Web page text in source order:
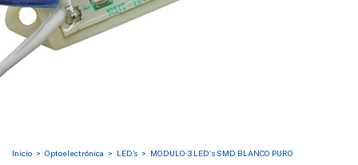
Inicio > Optoelectrónica > LED's > MODULO 3 LED´s SMD BLANCO PURO